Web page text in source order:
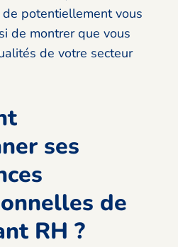
potentiellement vous
de montrer que vous
de votre secteur
ses
de
RH ?